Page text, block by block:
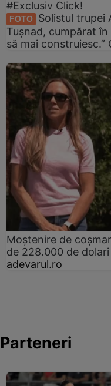
#Exclusiv Click!
FOTO
Solistul trupei
Tușnad, cumpărat
să mai construiesc.”
Moștenire de
de 228.000 de
adevarul.ro
Parteneri